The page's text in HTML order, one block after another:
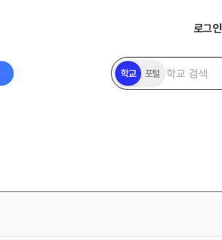
로그인
학교 포털